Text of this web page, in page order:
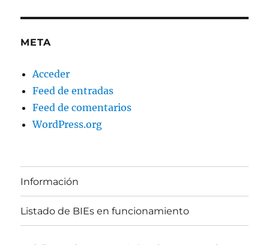
META
Acceder
Feed de entradas
Feed de comentarios
WordPress.org
Información
Listado de BIEs en funcionamiento